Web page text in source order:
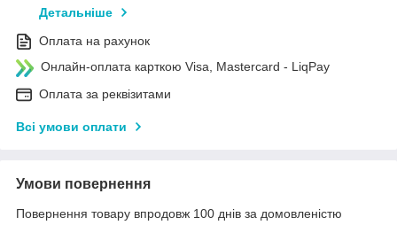
Детальніше
Оплата на рахунок
Онлайн-оплата карткою Visa, Mastercard - LiqPay
Оплата за реквізитами
Всі умови оплати
Умови повернення
Повернення товару впродовж 100 днів за домовленістю